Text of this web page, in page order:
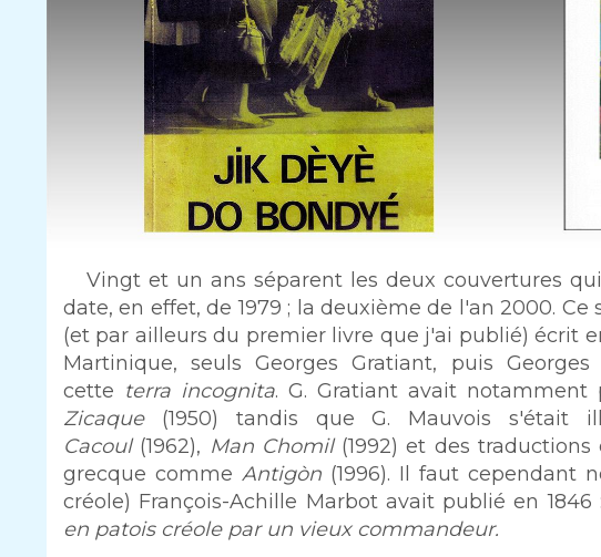
Intro
Vingt et un ans séparent les deux couvertures
date, en effet, de 1979 ; la deuxième de l'an 2000.
(et par ailleurs du premier livre que j'ai publié) écrit
Martinique, seuls Georges Gratiant, puis
cette terra incognita. G. Gratiant avait notamment
Zicaque (1950) tandis que G. Mauvois
Cacoul (1962), Man Chomil(1992) et des
grecque comme Antigòn (1996). Il faut cependant
créole) François-Achille Marbot avait publié en 1846 :
en patois créole par un vieux commandeur.